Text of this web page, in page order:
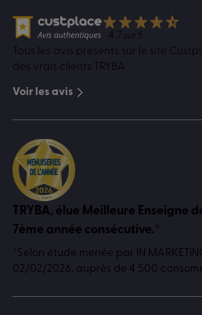
4.7 sur 5
Tous les avis présents sur le site
des vrais clients TRYBA
Voir les avis
TRYBA, élue Meilleure Enseigne
7ème année consécutive.*
*Selon étude menée par IN
02/02/2026, auprès de 4 500